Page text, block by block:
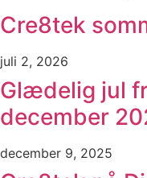
Cre8tek
juli 2, 2026
Glædelig jul
december
december 9, 2025